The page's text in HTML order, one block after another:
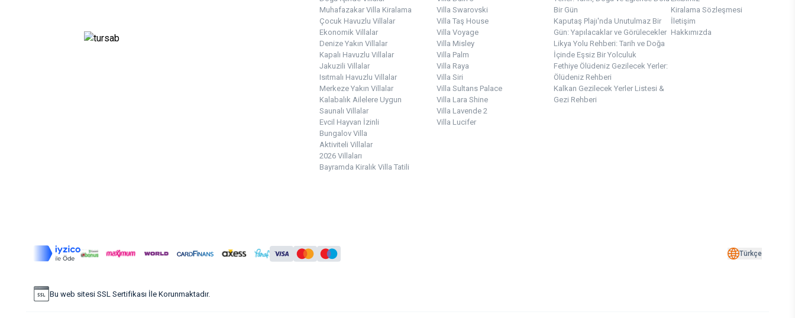
Muhafazakar Villa Kiralama
Çocuk Havuzlu Villalar
Ekonomik Villalar
Denize Yakın Villalar
Kapalı Havuzlu Villalar
Jakuzili Villalar
Isıtmalı Havuzlu Villalar
Merkeze Yakın Villalar
Kalabalık Ailelere Uygun
Saunalı Villalar
Evcil Hayvan İzinli
Bungalov Villa
Aktiviteli Villalar
2026 Villaları
Bayramda Kiralık Villa Tatili
Villa Swarovski
Villa Taş House
Villa Voyage
Villa Misley
Villa Palm
Villa Raya
Villa Siri
Villa Sultans Palace
Villa Lara Shine
Villa Lavende 2
Villa Lucifer
Bir Gün
Kaputaş Plajı'nda Unutulmaz Bir
Gün: Yapılacaklar ve Görülecekler
Likya Yolu Rehberi: Tarih ve Doğa
İçinde Eşsiz Bir Yolculuk
Fethiye Ölüdeniz Gezilecek Yerler:
Ölüdeniz Rehberi
Kalkan Gezilecek Yerler Listesi &
Gezi Rehberi
Kiralama Sözleşmesi
İletişim
Hakkımızda
Türkçe
Bu web sitesi SSL Sertifikası İle Korunmaktadır.